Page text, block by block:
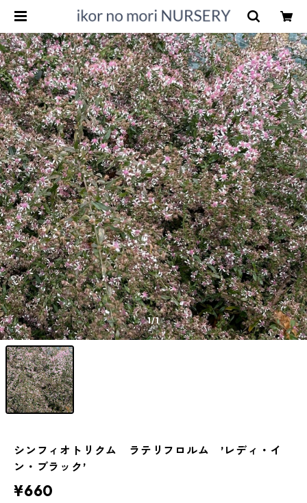
1/1
シンフィオトリクム ラテリフロルム ’レディ・イ
ン・ブラック’
¥660